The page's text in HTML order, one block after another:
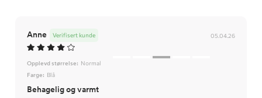
Anne 05.04.26
Verifisert kunde
Opplevd størrelse: Normal
Farge: Blå
Behagelig og varmt